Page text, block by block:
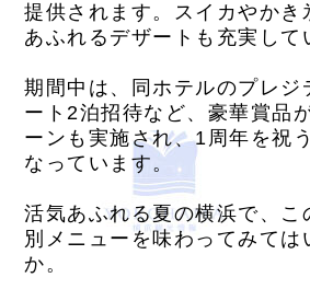
提供されます。スイカやかき
あふれるデザートも充実して
期間中は、同ホテルのプレジ
ート2泊招待など、豪華賞品
ーンも実施され、1周年を祝
なっています。
活気あふれる夏の横浜で、こ
別メニューを味わってみては
か。